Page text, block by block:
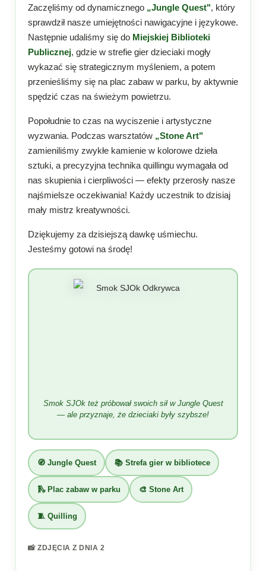
Zaczęliśmy od dynamicznego „Jungle Quest", który
sprawdził nasze umiejętności nawigacyjne i językowe.
Następnie udaliśmy się do Miejskiej Biblioteki
Publicznej, gdzie w strefie gier dzieciaki mogły
wykazać się strategicznym myśleniem, a potem
przenieśliśmy się na plac zabaw w parku, by aktywnie
spędzić czas na świeżym powietrzu.
Popołudnie to czas na wyciszenie i artystyczne
wyzwania. Podczas warsztatów „Stone Art"
zamieniliśmy zwykłe kamienie w kolorowe dzieła
sztuki, a precyzyjna technika quillingu wymagała od
nas skupienia i cierpliwości — efekty przerosły nasze
najśmielsze oczekiwania! Każdy uczestnik to dzisiaj
mały mistrz kreatywności.
Dziękujemy za dzisiejszą dawkę uśmiechu.
Jesteśmy gotowi na środę!
Smok SJOk też próbował swoich sił w Jungle Quest
— ale przyznaje, że dzieciaki były szybsze!
🧭 Jungle Quest 📚 Strefa gier w bibliotece
🛝 Plac zabaw w parku 🎨 Stone Art
🧵 Quilling
📸 ZDJĘCIA Z DNIA 2